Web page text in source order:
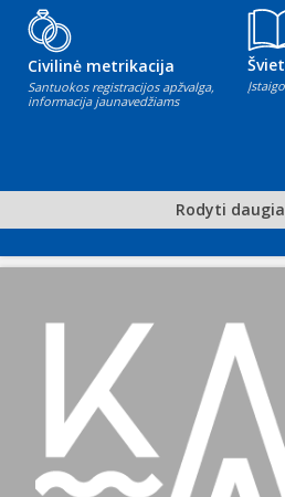
Civilinė metrikacija
Santuokos registracijos apžvalga,
informacija jaunavedžiams
Rodyti